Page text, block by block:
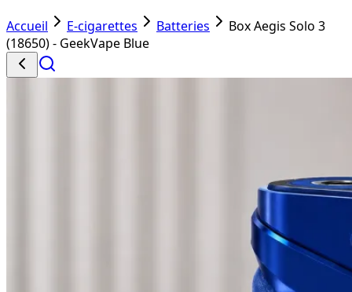
Accueil E-cigarettes Batteries
Box Aegis Solo 3
(18650) - GeekVape Blue